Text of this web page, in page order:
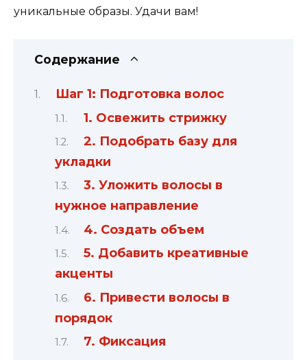
уникальные образы. Удачи вам!
Содержание
Шаг 1: Подготовка волос
1. Освежить стрижку
2. Подобрать базу для
укладки
3. Уложить волосы в
нужное направление
4. Создать объем
5. Добавить креативные
акценты
6. Привести волосы в
порядок
7. Фиксация